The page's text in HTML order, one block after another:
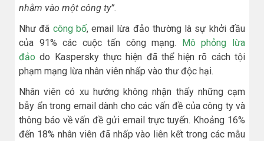
nhằm vào một công ty”.
Như đã công bố, email lừa đảo thường là sự khởi đầu
của 91% các cuộc tấn công mạng. Mô phỏng lừa
đảo do Kaspersky thực hiện đã thể hiện rõ cách tội
phạm mạng lừa nhân viên nhấp vào thư độc hại.
Nhân viên có xu hướng không nhận thấy những cạm
bẫy ẩn trong email dành cho các vấn đề của công ty và
thông báo về vấn đề gửi email trực tuyến. Khoảng 16%
đến 18% nhân viên đã nhấp vào liên kết trong các mẫu